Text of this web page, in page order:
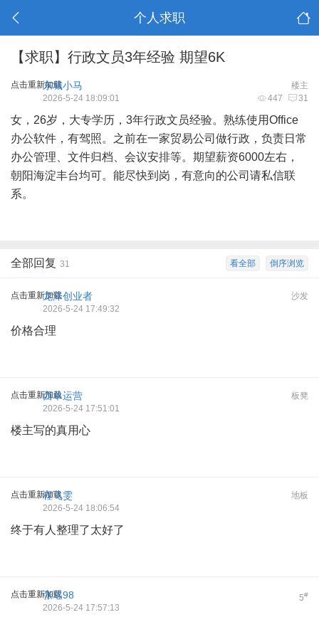
个人求职
【求职】行政文员3年经验 期望6K
点击重新加载 楼主
东城小马
447 31
2026-5-24 18:09:01
女，26岁，大专学历，3年行政文员经验。熟练使用Office
办公软件，有驾照。之前在一家贸易公司做行政，负责日常
办公管理、文件归档、会议安排等。期望薪资6000左右，
朝阳海淀丰台均可。能尽快到岗，有意向的公司请私信联
系。
倒序浏览
看全部
全部回复 31
点击重新加载 沙发
龙泽创业者
2026-5-24 17:49:32
价格合理
点击重新加载 板凳
西单运营
2026-5-24 17:51:01
楼主写的真用心
点击重新加载 地板
程飞雯
2026-5-24 18:06:54
终于有人整理了太好了
点击重新加载 5#
张瑶98
2026-5-24 17:57:13